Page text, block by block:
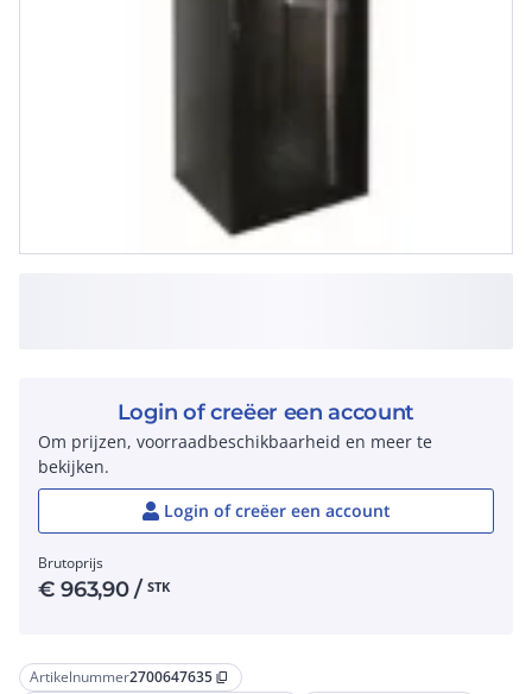
Artikelnummer2700647635 content_copy
Login of creëer een account
Om prijzen, voorraadbeschikbaarheid en meer te
bekijken.
Login of creëer een account
Brutoprijs
€963,90/ STK